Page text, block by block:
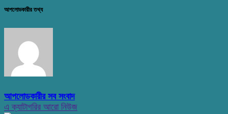
আপলোডকারীর তথ্য
আপলোডকারীর সব সংবাদ
এ ক্যাটাগরির আরো নিউজ